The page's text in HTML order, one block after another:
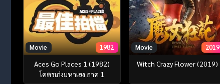
Movie 1982
Aces Go Places 1 (1982)
โคตรเก่งมหาเฮง ภาค 1
Movie 2019
Witch Crazy Flower (2019)